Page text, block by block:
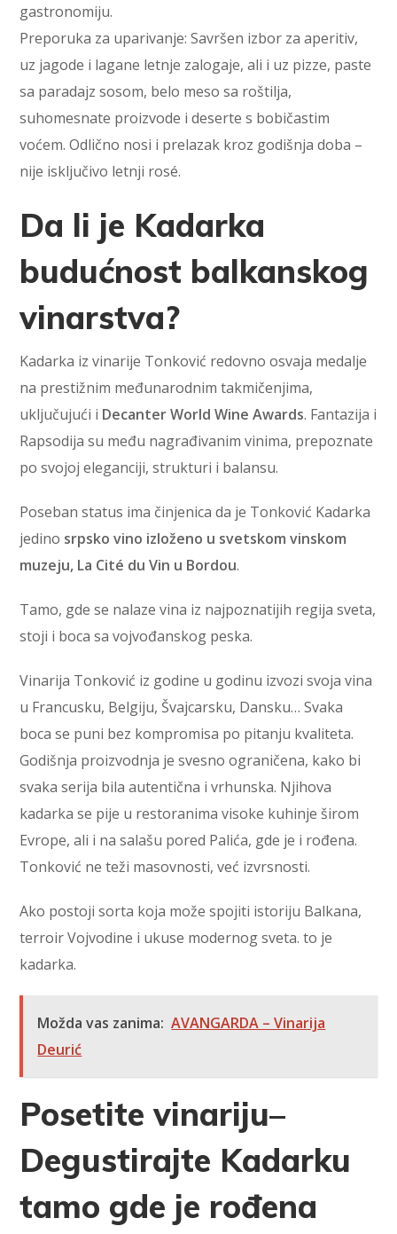
gastronomiju.
Preporuka za uparivanje: Savršen izbor za aperitiv,
uz jagode i lagane letnje zalogaje, ali i uz pizze, paste
sa paradajz sosom, belo meso sa roštilja,
suhomesnate proizvode i deserte s bobičastim
voćem. Odlično nosi i prelazak kroz godišnja doba –
nije isključivo letnji rosé.
Da li je Kadarka
budućnost balkanskog
vinarstva?
Kadarka iz vinarije Tonković redovno osvaja medalje
na prestižnim međunarodnim takmičenjima,
uključujući i Decanter World Wine Awards. Fantazija i
Rapsodija su među nagrađivanim vinima, prepoznate
po svojoj eleganciji, strukturi i balansu.
Poseban status ima činjenica da je Tonković Kadarka
jedino srpsko vino izloženo u svetskom vinskom
muzeju, La Cité du Vin u Bordou.
Tamo, gde se nalaze vina iz najpoznatijih regija sveta,
stoji i boca sa vojvođanskog peska.
Vinarija Tonković iz godine u godinu izvozi svoja vina
u Francusku, Belgiju, Švajcarsku, Dansku… Svaka
boca se puni bez kompromisa po pitanju kvaliteta.
Godišnja proizvodnja je svesno ograničena, kako bi
svaka serija bila autentična i vrhunska. Njihova
kadarka se pije u restoranima visoke kuhinje širom
Evrope, ali i na salašu pored Palića, gde je i rođena.
Tonković ne teži masovnosti, već izvrsnosti.
Ako postoji sorta koja može spojiti istoriju Balkana,
terroir Vojvodine i ukuse modernog sveta. to je
kadarka.
Možda vas zanima: AVANGARDA – Vinarija
Deurić
Posetite vinariju–
Degustirajte Kadarku
tamo gde je rođena